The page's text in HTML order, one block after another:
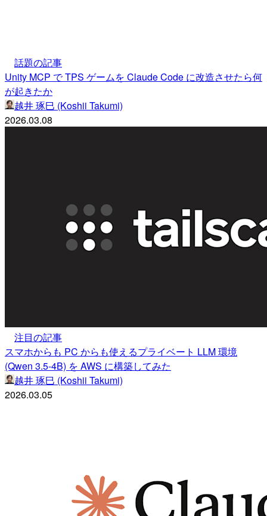
話題の記事
Unity MCP で TPS ゲームを Claude Code に改造させたら何
が起きたか
越井 琢巳 (Koshii Takumi)
2026.03.08
注目の記事
スマホからも PC からも使えるプライベート LLM 環境
(Qwen 3.5-4B) を AWS に構築してみた
越井 琢巳 (Koshii Takumi)
2026.03.05